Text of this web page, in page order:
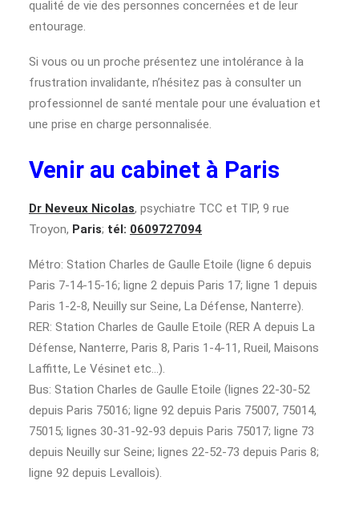
qualité de vie des personnes concernées et de leur
entourage.
Si vous ou un proche présentez une intolérance à la
frustration invalidante, n’hésitez pas à consulter un
professionnel de santé mentale pour une évaluation et
une prise en charge personnalisée.
Venir au cabinet à Paris
Dr Neveux Nicolas, psychiatre TCC et TIP, 9 rue
Troyon, Paris; tél: 0609727094
Métro: Station Charles de Gaulle Etoile (ligne 6 depuis
Paris 7-14-15-16; ligne 2 depuis Paris 17; ligne 1 depuis
Paris 1-2-8, Neuilly sur Seine, La Défense, Nanterre).
RER: Station Charles de Gaulle Etoile (RER A depuis La
Défense, Nanterre, Paris 8, Paris 1-4-11, Rueil, Maisons
Laffitte, Le Vésinet etc…).
Bus: Station Charles de Gaulle Etoile (lignes 22-30-52
depuis Paris 75016; ligne 92 depuis Paris 75007, 75014,
75015; lignes 30-31-92-93 depuis Paris 75017; ligne 73
depuis Neuilly sur Seine; lignes 22-52-73 depuis Paris 8;
ligne 92 depuis Levallois).